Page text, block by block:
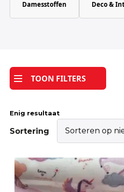
Katoen
Tijdpakker
Damesstoffen Deco &
TOON FILTERS
Enig resultaat
Sortering